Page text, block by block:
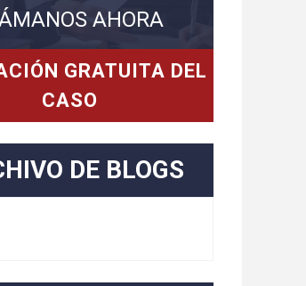
AHORA
GRATUITA DEL
CASO
DE BLOGS